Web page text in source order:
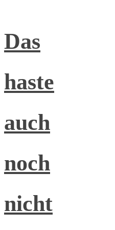
Das
haste
auch
noch
nicht